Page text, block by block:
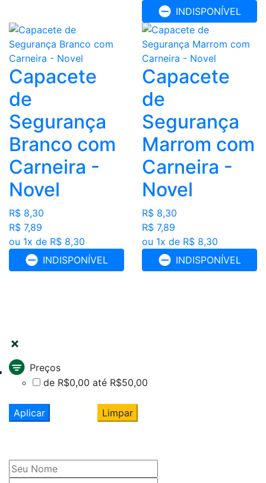
INDISPONÍVEL
Capacete
de
Segurança
Branco com
Carneira -
Novel
R$ 8,30
R$ 7,89
ou 1x de R$ 8,30
INDISPONÍVEL
Capacete
de
Segurança
Marrom com
Carneira -
Novel
R$ 8,30
R$ 7,89
ou 1x de R$ 8,30
INDISPONÍVEL
Preços
de R$0,00 até R$50,00
Aplicar Limpar